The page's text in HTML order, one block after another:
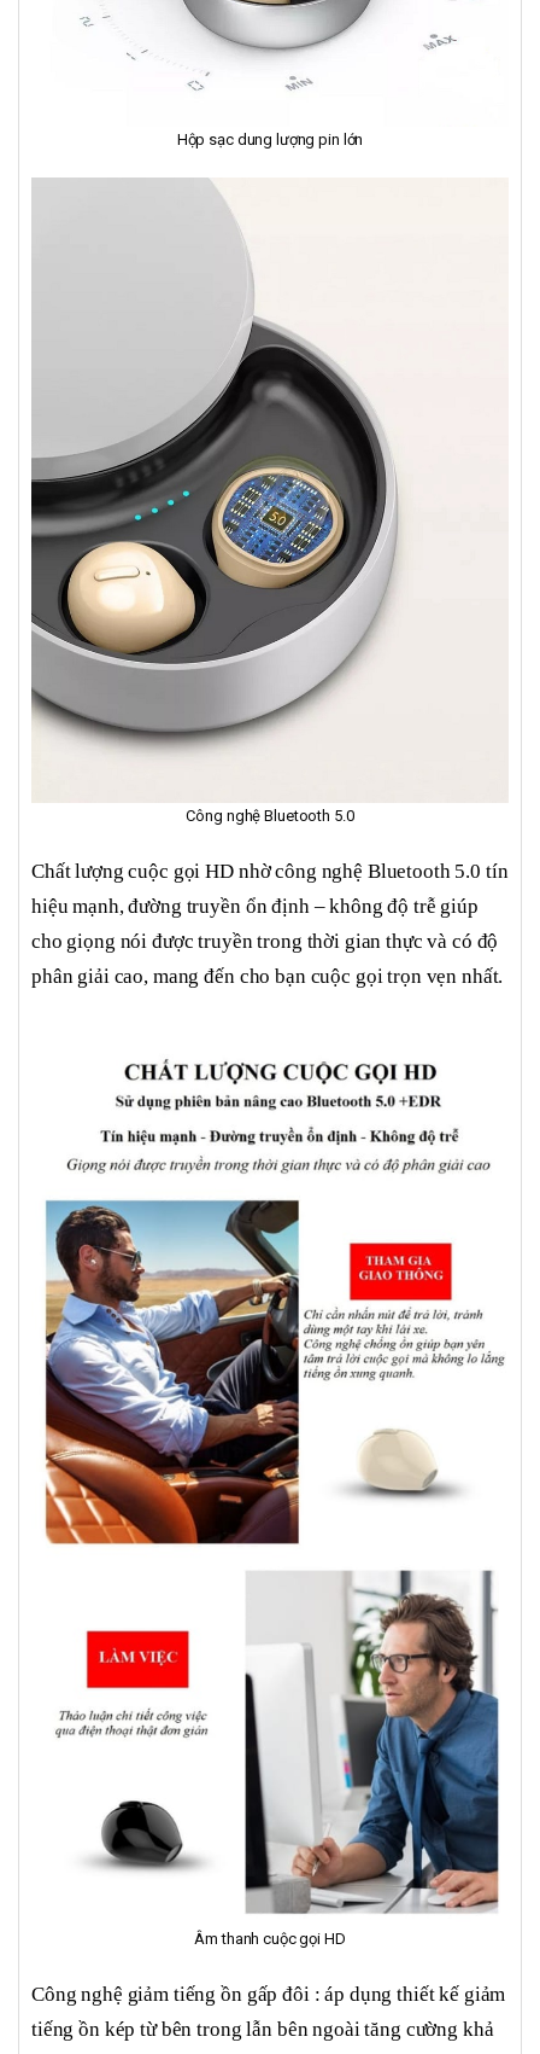
Hộp sạc dung lượng pin lớn
Công nghệ Bluetooth 5.0
Chất lượng cuộc gọi HD nhờ công nghệ Bluetooth 5.0 tín
hiệu mạnh, đường truyền ổn định – không độ trễ giúp
cho giọng nói được truyền trong thời gian thực và có độ
phân giải cao, mang đến cho bạn cuộc gọi trọn vẹn nhất.
Âm thanh cuộc gọi HD
Công nghệ giảm tiếng ồn gấp đôi : áp dụng thiết kế giảm
tiếng ồn kép từ bên trong lẫn bên ngoài tăng cường khả